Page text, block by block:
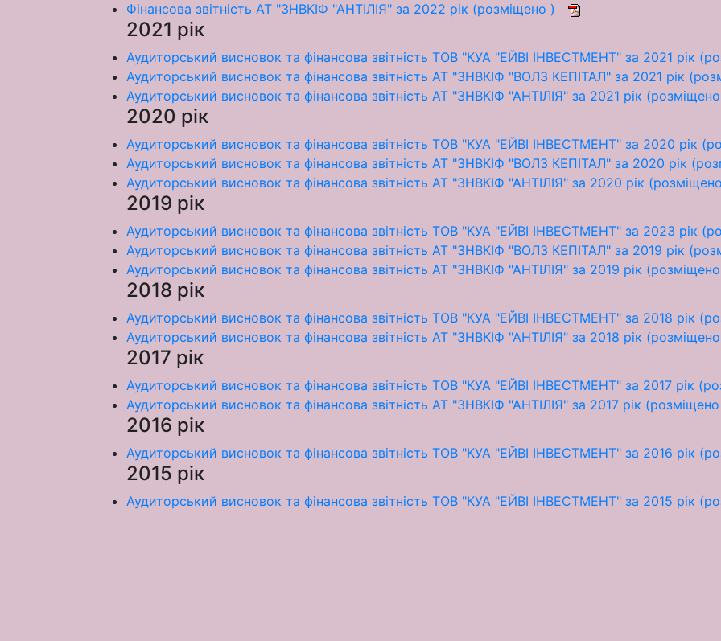
Фінансова звітність АТ "ЗНВКІФ "АНТІЛІЯ" за 2022 рік (розміщено )
2021 рік
Аудиторський висновок та фінансова звітність ТОВ "КУА "ЕЙВІ ІНВЕСТМЕНТ" за 2021 рік
Аудиторський висновок та фінансова звітність АТ "ЗНВКІФ "ВОЛЗ КЕПІТАЛ" за 2021 рік
Аудиторський висновок та фінансова звітність АТ "ЗНВКІФ "АНТІЛІЯ" за 2021 рік
2020 рік
Аудиторський висновок та фінансова звітність ТОВ "КУА "ЕЙВІ ІНВЕСТМЕНТ" за 2020 рік
Аудиторський висновок та фінансова звітність АТ "ЗНВКІФ "ВОЛЗ КЕПІТАЛ" за 2020 рік
Аудиторський висновок та фінансова звітність АТ "ЗНВКІФ "АНТІЛІЯ" за 2020 рік
2019 рік
Аудиторський висновок та фінансова звітність ТОВ "КУА "ЕЙВІ ІНВЕСТМЕНТ" за 2023 рік
Аудиторський висновок та фінансова звітність АТ "ЗНВКІФ "ВОЛЗ КЕПІТАЛ" за 2019 рік
Аудиторський висновок та фінансова звітність АТ "ЗНВКІФ "АНТІЛІЯ" за 2019 рік
2018 рік
Аудиторський висновок та фінансова звітність ТОВ "КУА "ЕЙВІ ІНВЕСТМЕНТ" за 2018 рік
Аудиторський висновок та фінансова звітність АТ "ЗНВКІФ "АНТІЛІЯ" за 2018 рік
2017 рік
Аудиторський висновок та фінансова звітність ТОВ "КУА "ЕЙВІ ІНВЕСТМЕНТ" за 2017 рік
Аудиторський висновок та фінансова звітність АТ "ЗНВКІФ "АНТІЛІЯ" за 2017 рік
2016 рік
Аудиторський висновок та фінансова звітність ТОВ "КУА "ЕЙВІ ІНВЕСТМЕНТ" за 2016 рік
2015 рік
Аудиторський висновок та фінансова звітність ТОВ "КУА "ЕЙВІ ІНВЕСТМЕНТ" за 2015 рік